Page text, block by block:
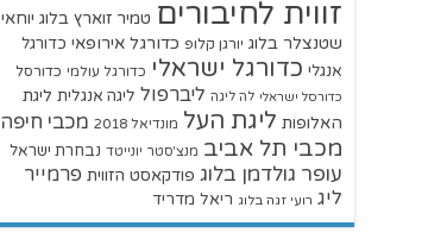
זווית לחיבורים טמיר זוארץ בלוג יוחאי
שטנצלר בלוג יורגן קלופ כדורגל אירופאי כדורגל
אנגלי כדורגל ישראלי כדורגל עולמי כדורסל
כדורסל ישראלי לה ליגה ליברפול ליגה אנגלית ליגת
האלופות ליגת העל מונדיאל 2018 מכבי חיפה
מכבי תל אביב מנצ'סטר יונייטד נבחרת ישראל
עופר גולדמן בלוג פודקאסט הזווית פרמייר
ליג רועי זגה בלוג ריאל מדריד